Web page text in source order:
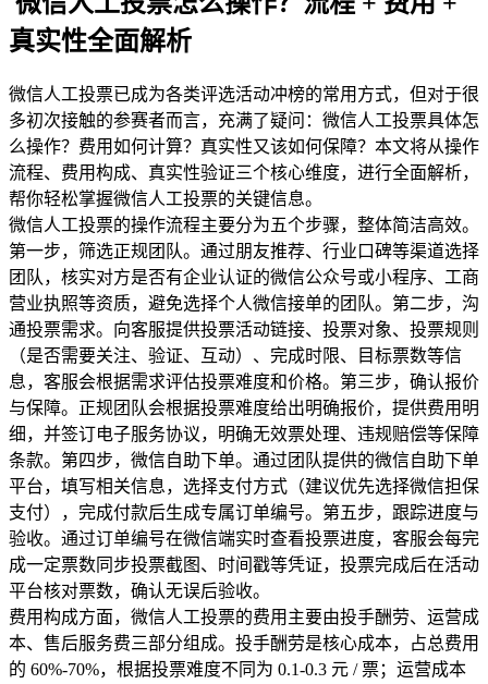
真实性全面解析
微信人工投票已成为各类评选活动冲榜的常用方式，但对于很
多初次接触的参赛者而言，充满了疑问：微信人工投票具体怎
么操作？费用如何计算？真实性又该如何保障？本文将从操作
流程、费用构成、真实性验证三个核心维度，进行全面解析，
帮你轻松掌握微信人工投票的关键信息。
微信人工投票的操作流程主要分为五个步骤，整体简洁高效。
第一步，筛选正规团队。通过朋友推荐、行业口碑等渠道选择
团队，核实对方是否有企业认证的微信公众号或小程序、工商
营业执照等资质，避免选择个人微信接单的团队。第二步，沟
通投票需求。向客服提供投票活动链接、投票对象、投票规则
（是否需要关注、验证、互动）、完成时限、目标票数等信
息，客服会根据需求评估投票难度和价格。第三步，确认报价
与保障。正规团队会根据投票难度给出明确报价，提供费用明
细，并签订电子服务协议，明确无效票处理、违规赔偿等保障
条款。第四步，微信自助下单。通过团队提供的微信自助下单
平台，填写相关信息，选择支付方式（建议优先选择微信担保
支付），完成付款后生成专属订单编号。第五步，跟踪进度与
验收。通过订单编号在微信端实时查看投票进度，客服会每完
成一定票数同步投票截图、时间戳等凭证，投票完成后在活动
平台核对票数，确认无误后验收。
费用构成方面，微信人工投票的费用主要由投手酬劳、运营成
本、售后服务费三部分组成。投手酬劳是核心成本，占总费用
的 60%-70%，根据投票难度不同为 0.1-0.3 元 / 票；运营成本